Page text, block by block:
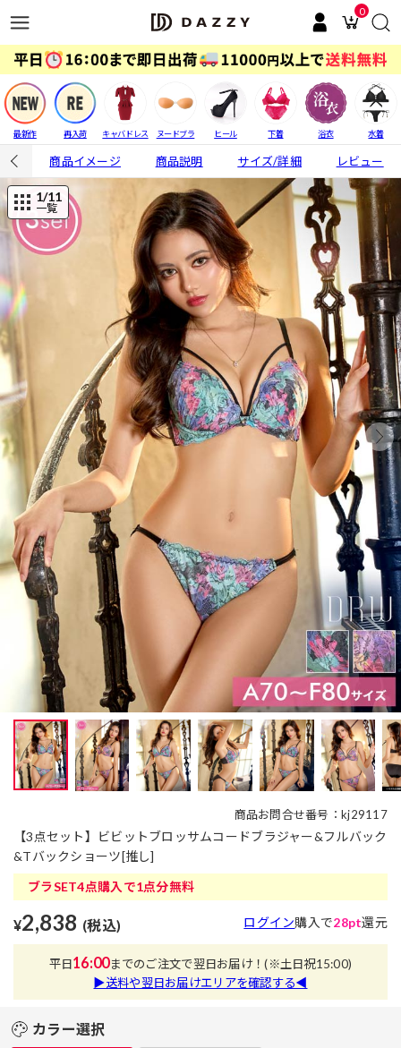
0
最新作 再入荷 キャバドレス ヌードブラ ヒール 下着 浴衣 水着
商品イメージ 商品説明 サイズ/詳細 レビュー
1/11
一覧
商品お問合せ番号：kj29117
【3点セット】ビビットブロッサムコードブラジャー&フルバック
&Tバックショーツ[推し]
ブラSET4点購入で1点分無料
¥2,838 (税込) ログイン購入で28pt還元
平日16:00までのご注文で翌日お届け！(※土日祝15:00)
▶送料や翌日お届けエリアを確認する◀
カラー選択